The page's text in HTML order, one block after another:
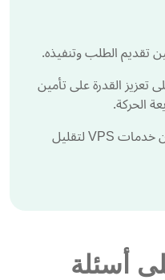
تقديم الطلب وتنفيذه.
القدرة على تأمين
الحركة.
يستخدم المتداولون الخوارزميون خدمات VPS لتقليل
أسئلة